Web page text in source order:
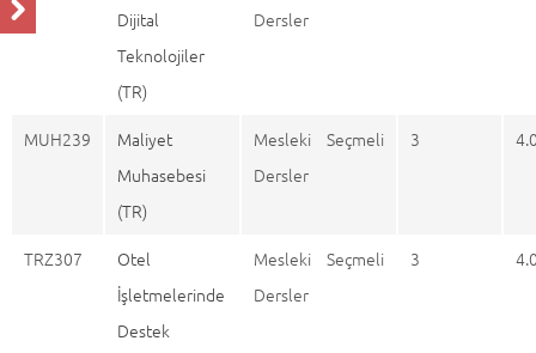
Dijital
Teknolojiler
(TR)
Dersler
MUH239
Maliyet
Muhasebesi
(TR)
Mesleki Seçmeli
Dersler
3
TRZ307
Otel
İşletmelerinde
Destek
Mesleki Seçmeli
Dersler
3